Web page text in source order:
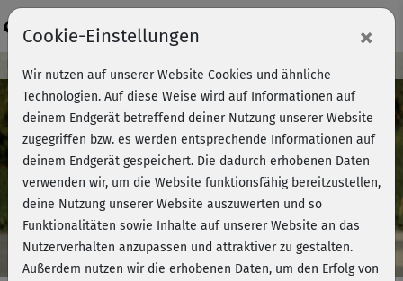
Play
Video
Kursvorschau - Jetzt mitmachen!
Cookie-Einstellungen ×
Wir nutzen auf unserer Website Cookies und ähnliche
Technologien. Auf diese Weise wird auf Informationen auf
deinem Endgerät betreffend deiner Nutzung unserer Website
zugegriffen bzw. es werden entsprechende Informationen auf
deinem Endgerät gespeichert. Die dadurch erhobenen Daten
verwenden wir, um die Website funktionsfähig bereitzustellen,
deine Nutzung unserer Website auszuwerten und so
Funktionalitäten sowie Inhalte auf unserer Website an das
Nutzerverhalten anzupassen und attraktiver zu gestalten.
Außerdem nutzen wir die erhobenen Daten, um den Erfolg von